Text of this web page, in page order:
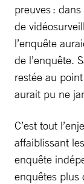
preuves :
de
l’enquête
de l’enquête.
restée au
aurait pu ne
C’est tout
affaiblissant
enquête
enquêtes plus